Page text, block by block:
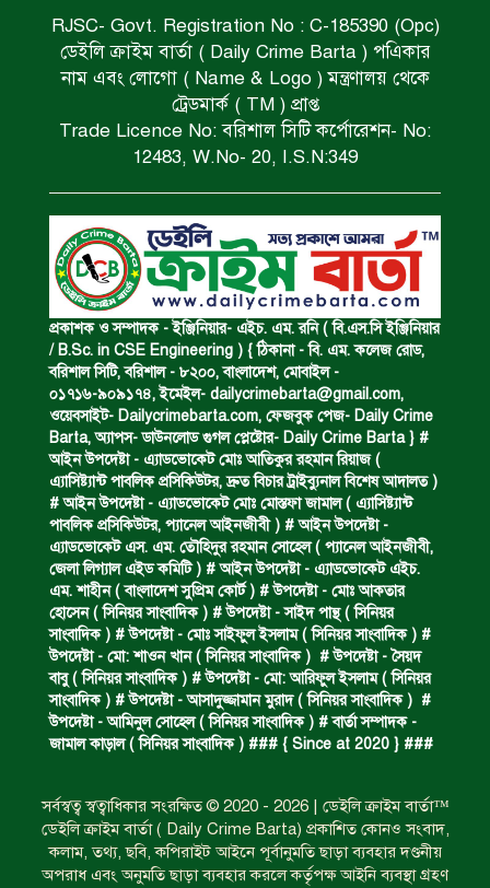
রক্তাক্ত মরদেহ উদ্ধার।
মদসহ মাদক কারবারি গ্রেপ্তার।
নিম্নাঞ্চল প্লাবিত হওয়ার শঙ্কা।
অভিমান করে স্বামীর আত্মহত্যা।
ধর্ষণচেষ্টা ও হত্যা মামলায় মৃত্যুদণ্ড।
বিশুদ্ধ পানির পাম্প পেল শতাধিক পরিবার।
সড়ক দুর্ঘটনায় বাসচাপায় মৃত্যুর ঘটনা।
বিজিবি’র অভিযানে ইয়াবা জব্দ।
অপহৃত রোহিঙ্গা উদ্ধার।
পানিতে ডুবে এক ছাত্রের মৃত্যু।
RJSC- Govt. Registration No : C-185390 (Opc)
ডেইলি ক্রাইম বার্তা ( Daily Crime Barta ) পএিকার
নাম এবং লোগো ( Name & Logo ) মন্ত্রণালয় থেকে
ট্রেডমার্ক ( TM ) প্রাপ্ত
Trade Licence No: বরিশাল সিটি কর্পোরেশন- No:
12483, W.No- 20, I.S.N:349
প্রকাশক ও সম্পাদক - ইঞ্জিনিয়ার- এইচ. এম. রনি ( বি.এস.সি ইঞ্জিনিয়ার
/ B.Sc. in CSE Engineering ) { ঠিকানা - বি. এম. কলেজ রোড,
বরিশাল সিটি, বরিশাল - ৮২০০, বাংলাদেশ, মোবাইল -
০১৭১৬-৯০৯১৭৪, ইমেইল- dailycrimebarta@gmail.com,
ওয়েবসাইট- Dailycrimebarta.com, ফেজবুক পেজ- Daily Crime
Barta, অ‍্যাপস- ডাউনলোড গুগল প্লেষ্টোর- Daily Crime Barta } #
আইন উপদেষ্টা - এ্যাডভোকেট মোঃ আতিকুর রহমান রিয়াজ (
এ‍্যাসিষ্ট‍্যান্ট পাবলিক প্রসিকিউটর, দ্রুত বিচার ট্রাইব্যুনাল বিশেষ আদালত )
# আইন উপদেষ্টা - এ্যাডভোকেট মোঃ মোস্তফা জামাল ( এ‍্যাসিষ্ট‍্যান্ট
পাবলিক প্রসিকিউটর, প‍্যানেল আইনজীবী ) # আইন উপদেষ্টা -
এ্যাডভোকেট এস. এম. তৌহিদুর রহমান সোহেল ( প‍্যানেল আইনজীবী,
জেলা লিগ্যাল এইড কমিটি ) # আইন উপদেষ্টা - এ্যাডভোকেট এইচ.
এম. শাহীন ( বাংলাদেশ সুপ্রিম কোর্ট ) # উপদেষ্টা - মোঃ আকতার
হোসেন ( সিনিয়র সাংবাদিক ) # উপদেষ্টা - সাইদ পান্থ ( সিনিয়র
সাংবাদিক ) # উপদেষ্টা - মোঃ সাইফুল ইসলাম ( সিনিয়র সাংবাদিক ) #
উপদেষ্টা - মো: শাওন খান ( সিনিয়র সাংবাদিক ) # উপদেষ্টা - সৈয়দ
বাবু ( সিনিয়র সাংবাদিক ) # উপদেষ্টা - মো: আরিফুল ইসলাম ( সিনিয়র
সাংবাদিক ) # উপদেষ্টা - আসাদুজ্জামান মুরাদ ( সিনিয়র সাংবাদিক ) #
উপদেষ্টা - আমিনুল সোহেল ( সিনিয়র সাংবাদিক ) # বার্তা সম্পাদক -
জামাল কাড়াল ( সিনিয়র সাংবাদিক ) ### { Since at 2020 } ###
সর্বস্বত্ব স্বত্বাধিকার সংরক্ষিত © 2020 - 2026 | ডেইলি ক্রাইম বার্তা™
ডেইলি ক্রাইম বার্তা ( Daily Crime Barta) প্রকাশিত কোনও সংবাদ,
কলাম, তথ্য, ছবি, কপিরাইট আইনে পূর্বানুমতি ছাড়া ব্যবহার দণ্ডনীয়
অপরাধ এবং অনুমতি ছাড়া ব্যবহার করলে কর্তৃপক্ষ আইনি ব্যবস্থা গ্রহণ